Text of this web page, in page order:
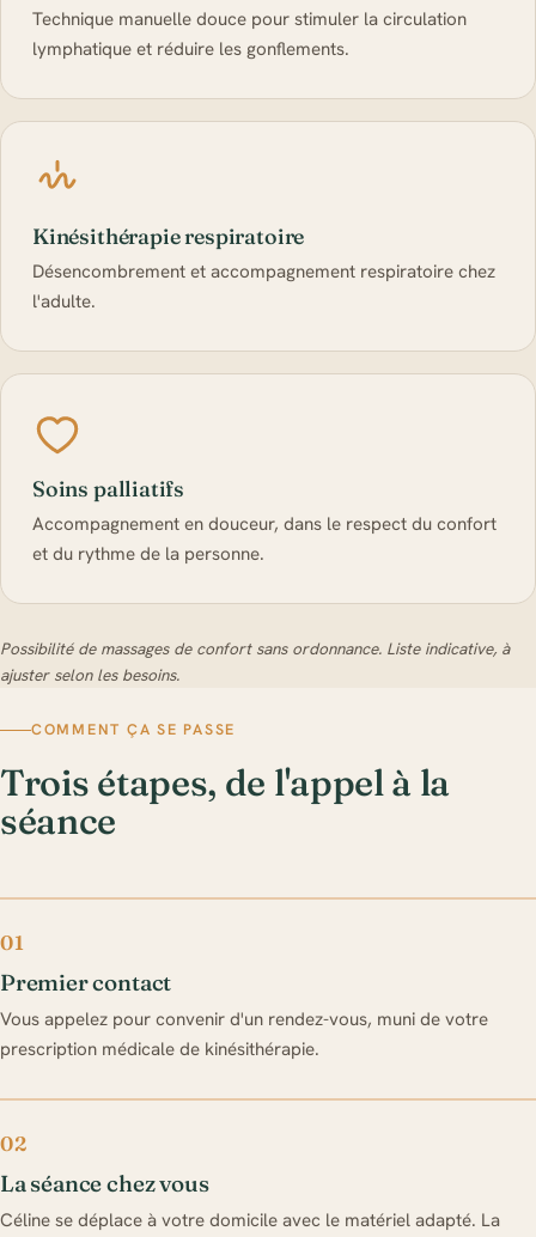
Technique manuelle douce pour stimuler la circulation
lymphatique et réduire les gonflements.
Kinésithérapie respiratoire
Désencombrement et accompagnement respiratoire chez
l'adulte.
Soins palliatifs
Accompagnement en douceur, dans le respect du confort
et du rythme de la personne.
Possibilité de massages de confort sans ordonnance. Liste indicative, à
ajuster selon les besoins.
COMMENT ÇA SE PASSE
Trois étapes, de l'appel à la
séance
01
Premier contact
Vous appelez pour convenir d'un rendez-vous, muni de votre
prescription médicale de kinésithérapie.
02
La séance chez vous
Céline se déplace à votre domicile avec le matériel adapté. La